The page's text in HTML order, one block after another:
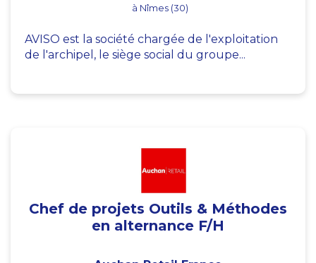
à Nîmes (30)
AVISO est la société chargée de l'exploitation
de l'archipel, le siège social du groupe...
Chef de projets Outils & Méthodes
en alternance F/H